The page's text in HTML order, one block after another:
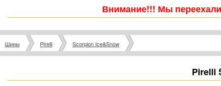
Внимание!!! Мы
Шины Pirelli Scorpion Ice&Snow
Pirelli